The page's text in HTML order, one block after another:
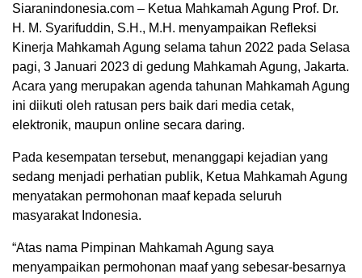
Siaranindonesia.com – Ketua Mahkamah Agung Prof. Dr.
H. M. Syarifuddin, S.H., M.H. menyampaikan Refleksi
Kinerja Mahkamah Agung selama tahun 2022 pada Selasa
pagi, 3 Januari 2023 di gedung Mahkamah Agung, Jakarta.
Acara yang merupakan agenda tahunan Mahkamah Agung
ini diikuti oleh ratusan pers baik dari media cetak,
elektronik, maupun online secara daring.
Pada kesempatan tersebut, menanggapi kejadian yang
sedang menjadi perhatian publik, Ketua Mahkamah Agung
menyatakan permohonan maaf kepada seluruh
masyarakat Indonesia.
“Atas nama Pimpinan Mahkamah Agung saya
menyampaikan permohonan maaf yang sebesar-besarnya